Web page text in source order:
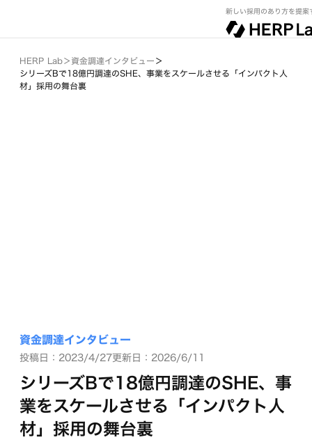
新しい採用のあり方を提案
HERP Lab＞資金調達インタビュー＞
シリーズBで18億円調達のSHE、事業をスケールさせる「インパクト人
材」採用の舞台裏
資金調達インタビュー
投稿日：2023/4/27更新日：2026/6/11
シリーズBで18億円調達のSHE、事
業をスケールさせる「インパクト人
材」採用の舞台裏